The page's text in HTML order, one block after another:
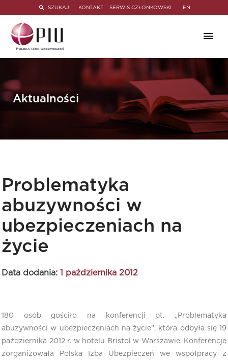
SZUKAJ KONTAKT SERWIS CZŁONKOWSKI EN
Aktualności
Problematyka
abuzywności w
ubezpieczeniach na
życie
Data dodania: 1 października 2012
180 osób gościło na konferencji pt. „Problematyka
abuzywności w ubezpieczeniach na życie”, która odbyła się 19
października 2012 r. w hotelu Bristol w Warszawie. Konferencję
zorganizowała Polska Izba Ubezpieczeń we współpracy z